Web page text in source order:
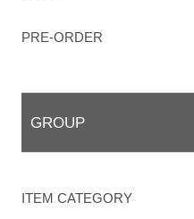
PRE-ORDER
GROUP
ITEM CATEGORY